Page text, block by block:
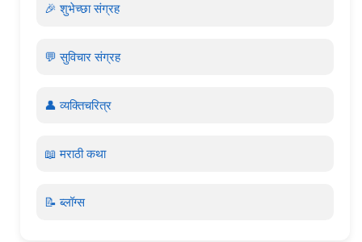
🎉 शुभेच्छा संग्रह
💬 सुविचार संग्रह
👤 व्यक्तिचरित्र
📖 मराठी कथा
📝 ब्लॉग्स